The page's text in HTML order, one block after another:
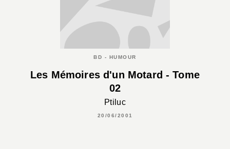
BD - HUMOUR
Les Mémoires d'un Motard - Tome
02
Ptiluc
20/06/2001